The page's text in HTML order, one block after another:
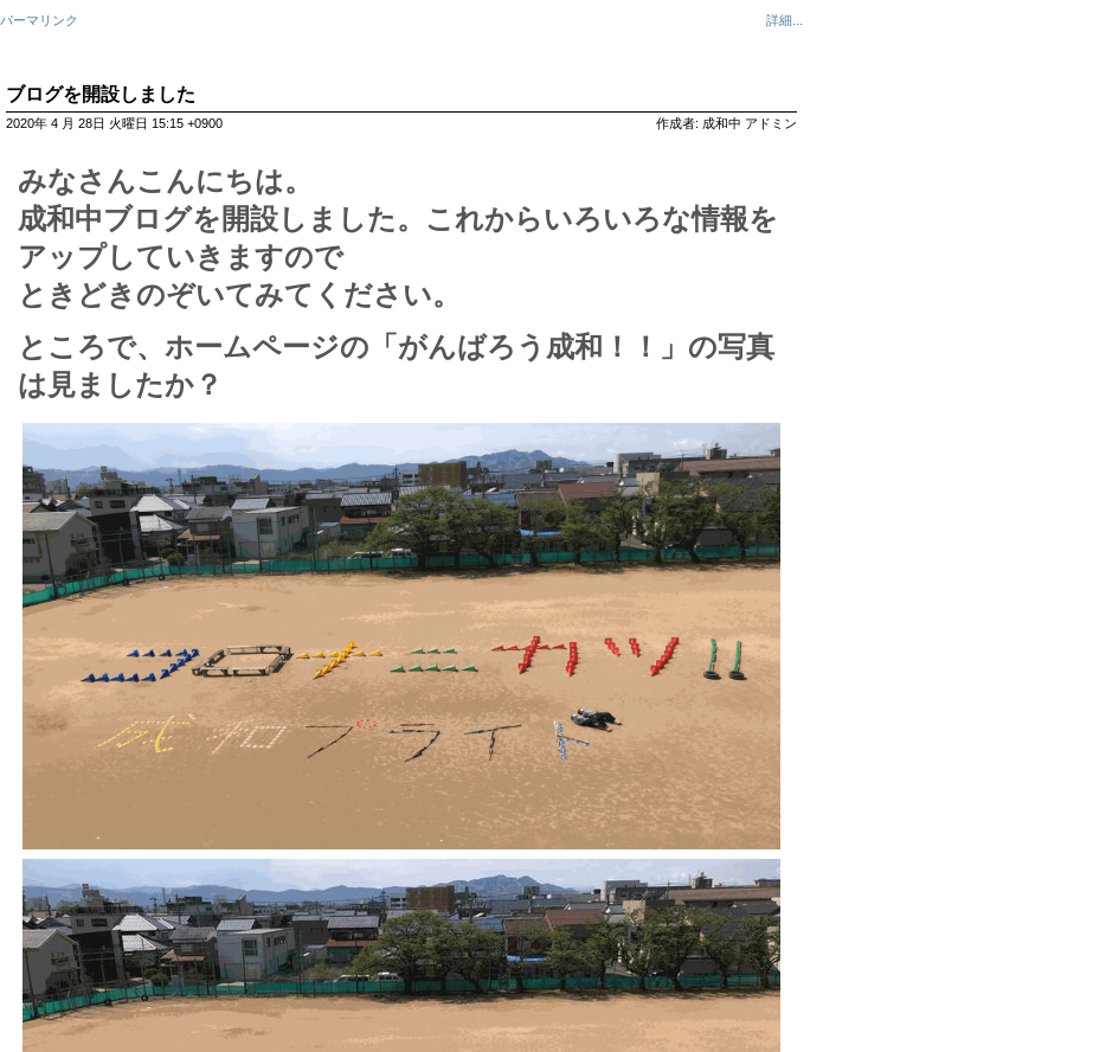
パーマリンク
詳細...
ブログを開設しました
2020年 4 月 28日 火曜日 15:15 +0900 作成者: 成和中 アドミン
みなさんこんにちは。
成和中ブログを開設しました。これからいろいろな情報を
アップしていきますので
ときどきのぞいてみてください。
ところで、ホームページの「がんばろう成和！！」の写真
は見ましたか？